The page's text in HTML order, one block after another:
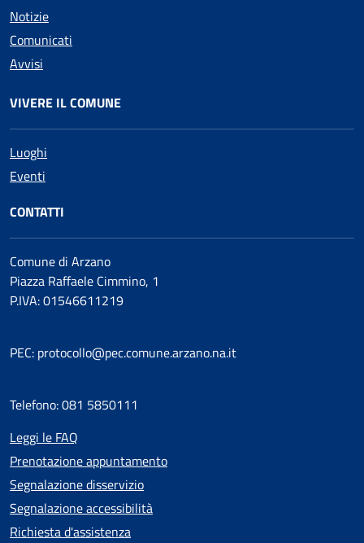
Notizie
Comunicati
Avvisi
VIVERE IL COMUNE
Luoghi
Eventi
CONTATTI
Comune di Arzano
Piazza Raffaele Cimmino, 1
P.IVA: 01546611219
PEC: protocollo@pec.comune.arzano.na.it
Telefono: 081 5850111
Leggi le FAQ
Prenotazione appuntamento
Segnalazione disservizio
Segnalazione accessibilità
Richiesta d'assistenza